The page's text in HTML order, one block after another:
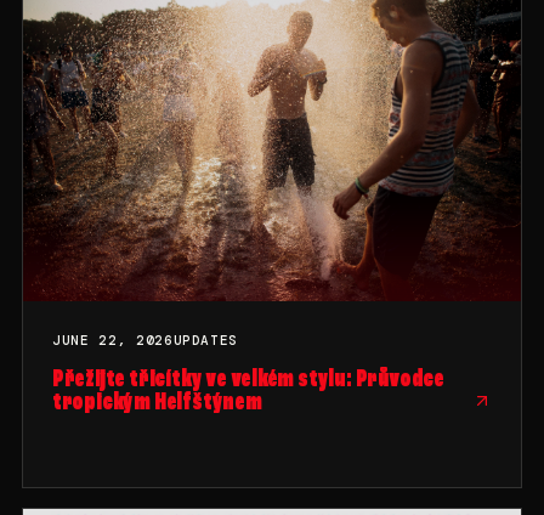
JUNE 22, 2026UPDATES
Přežijte třicítky ve velkém stylu: Průvodce
tropickým Helfštýnem